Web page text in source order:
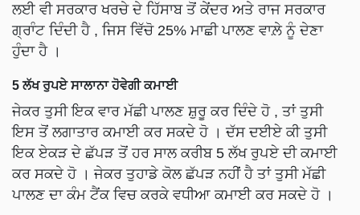
ਲਈ ਵੀ ਸਰਕਾਰ ਖਰਚੇ ਦੇ ਹਿੱਸਾਬ ਤੋਂ ਕੇਂਦਰ ਅਤੇ ਰਾਜ ਸਰਕਾਰ
ਗ੍ਰਾੰਟ ਦਿੰਦੀ ਹੈ , ਜਿਸ ਵਿੱਚੋ 25% ਮਾਛੀ ਪਾਲਣ ਵਾਲ਼ੇ ਨੂੰ ਦੇਣਾ
ਹੁੰਦਾ ਹੈ ।
5 ਲੱਖ ਰੁਪਏ ਸਾਲਾਨਾ ਹੋਵੇਗੀ ਕਮਾਈ
ਜੇਕਰ ਤੁਸੀ ਇਕ ਵਾਰ ਮੱਛੀ ਪਾਲਣ ਸ਼ੁਰੂ ਕਰ ਦਿੰਦੇ ਹੋ , ਤਾਂ ਤੁਸੀ
ਇਸ ਤੋਂ ਲਗਾਤਾਰ ਕਮਾਈ ਕਰ ਸਕਦੇ ਹੋ । ਦੱਸ ਦਈਏ ਕੀ ਤੁਸੀ
ਇਕ ਏਕੜ ਦੇ ਛੱਪੜ ਤੋਂ ਹਰ ਸਾਲ ਕਰੀਬ 5 ਲੱਖ ਰੁਪਏ ਦੀ ਕਮਾਈ
ਕਰ ਸਕਦੇ ਹੋ । ਜੇਕਰ ਤੁਹਾਡੇ ਕੋਲ ਛੱਪੜ ਨਹੀਂ ਹੈ ਤਾਂ ਤੁਸੀ ਮੱਛੀ
ਪਾਲਣ ਦਾ ਕੰਮ ਟੈਂਕ ਵਿਚ ਕਰਕੇ ਵਧੀਆ ਕਮਾਈ ਕਰ ਸਕਦੇ ਹੋ ।